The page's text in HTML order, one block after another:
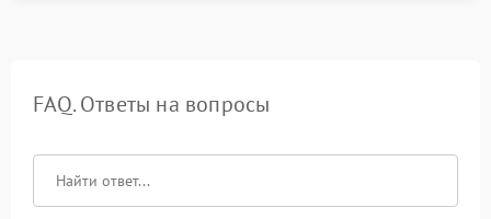
FAQ. Ответы на вопросы